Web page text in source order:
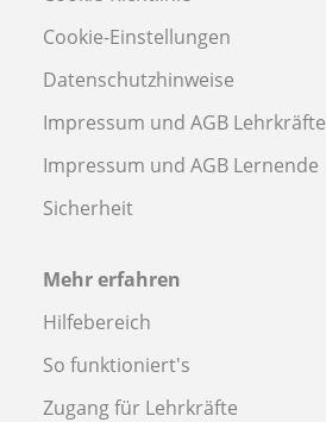
Cookie-Einstellungen
Datenschutzhinweise
Impressum und AGB Lehrkräfte
Impressum und AGB Lernende
Sicherheit
Mehr erfahren
Hilfebereich
So funktioniert's
Zugang für Lehrkräfte